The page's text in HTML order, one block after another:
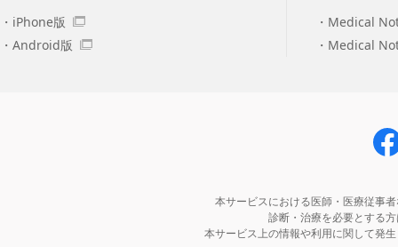
iPhone版
Android版
Medical
Medical
本サービスにおける医師・医療従事
診断・治療を必要とする
本サービス上の情報や利用に関して発